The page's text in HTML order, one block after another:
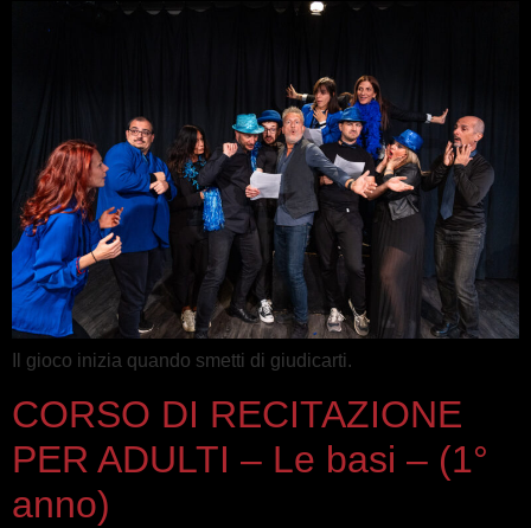
Il gioco inizia quando smetti di giudicarti.
CORSO DI RECITAZIONE
PER ADULTI – Le basi – (1°
anno)